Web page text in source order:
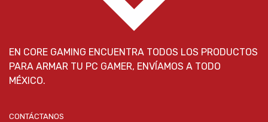
EN CORE GAMING ENCUENTRA TODOS LOS PRODUCTOS
PARA ARMAR TU PC GAMER, ENVÍAMOS A TODO
MÉXICO.
CONTÁCTANOS